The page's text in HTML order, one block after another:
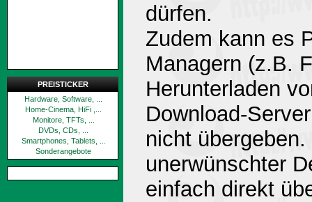
PREISTICKER
Hardware, Software, ...
Home-Cinema, HiFi ,...
Monitore, TFTs, ...
DVDs, CDs, ...
Smartphones, Tablets, ...
Sonderangebote
dürfen.
Zudem kann es
Managern (z.B.
Herunterladen
Download-
nicht
unerwünschter
einfach direkt